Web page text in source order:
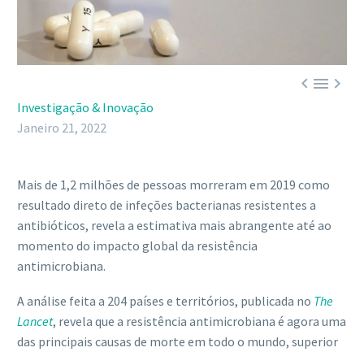

Investigação & Inovação
Janeiro 21, 2022
Mais de 1,2 milhões de pessoas morreram em 2019 como
resultado direto de infeções bacterianas resistentes a
antibióticos, revela a estimativa mais abrangente até ao
momento do impacto global da resistência
antimicrobiana.
A análise feita a 204 países e territórios, publicada no The
Lancet, revela que a resistência antimicrobiana é agora uma
das principais causas de morte em todo o mundo, superior